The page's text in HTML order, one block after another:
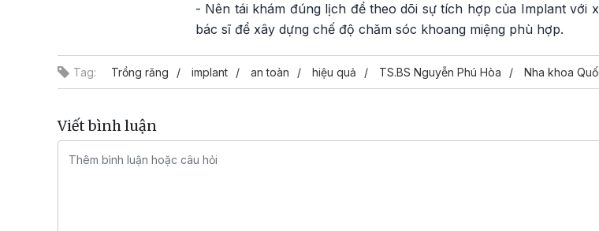
- Nên tái khám đúng lịch để theo dõi sự tích hợp của Implant với
bác sĩ để xây dựng chế độ chăm sóc khoang miệng phù hợp.
Tag: Trồng răng implant an toàn hiệu quả TS.BS Nguyễn Phú Hòa Nha khoa
Viết bình luận